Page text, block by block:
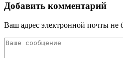
Добавить комментарий
Ваш адрес электронной почты не